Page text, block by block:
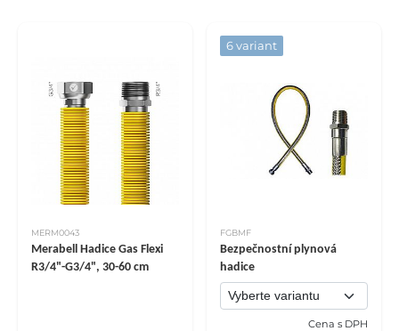
MERM0043
Merabell Hadice Gas Flexi
R3/4"-G3/4", 30-60 cm
6 variant
FGBMF
Bezpečnostní plynová
hadice
Cena s DPH